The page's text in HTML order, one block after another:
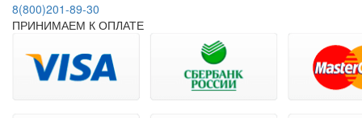
8(800)201-89-30
ПРИНИМАЕМ К ОПЛАТЕ